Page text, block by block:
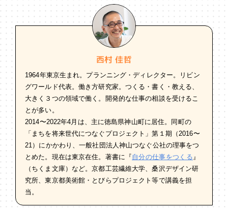
西村 佳哲
1964年東京生まれ。プランニング・ディレクター。リビン
グワールド代表。働き方研究家。つくる・書く・教える、
大きく３つの領域で働く。開発的な仕事の相談を受けるこ
とが多い。
2014〜2022年4月は、主に徳島県神山町に居住。同町の
「まちを将来世代につなぐプロジェクト」第１期（2016〜
21）にかかわり、一般社団法人神山つなぐ公社の理事をつ
とめた。現在は東京在住。著書に『自分の仕事をつくる』
（ちくま文庫）など。京都工芸繊維大学、桑沢デザイン研
究所、東京都美術館・とびらプロジェクト等で講義を担
当。